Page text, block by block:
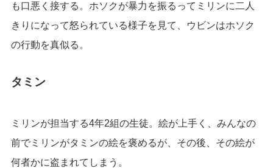
も口悪く接する。ホソクが暴力を振るってミリンに二人
きりになって怒られている様子を見て、ウビンはホソク
の行動を真似る。
タミン
ミリンが担当する4年2組の生徒。絵が上手く、みんなの
前でミリンがタミンの絵を褒めるが、その後、その絵が
何者かに盗まれてしまう。